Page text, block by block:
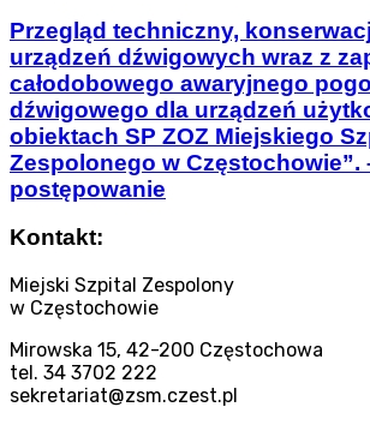
Przegląd techniczny,
urządzeń dźwigowych wraz z
całodobowego awaryjnego
dźwigowego dla urządzeń
obiektach SP ZOZ Miejskiego
Zespolonego w Częstochowie”.
postępowanie
Kontakt:
Miejski Szpital Zespolony
w Częstochowie
Mirowska 15, 42-200 Częstochowa
tel. 34 3702 222
sekretariat@zsm.czest.pl